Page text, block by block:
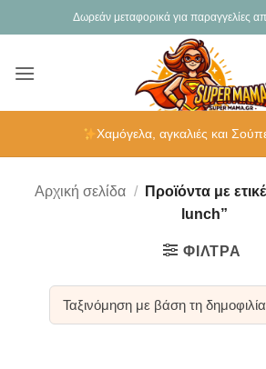
στο
Δωρεάν μεταφορικά για παραγγελίες
Χαμόγελα, αγκαλιές και
Αρχική σελίδα /
Προϊόντα με
lunch”
ΦΊΛΤΡΑ